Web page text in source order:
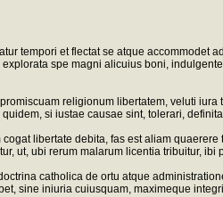
tempori et flectat se atque
spe magni alicuius boni,
religionum libertatem, veluti
si iustae causae sint, tolerari,
libertate debita, fas est aliam
ut, ubi rerum malarum licentia tribuitur, ibi
catholica de ortu atque
sine iniuria cuiusquam, maximeque